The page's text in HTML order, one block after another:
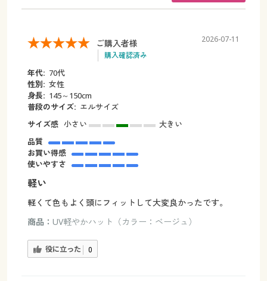
ご購入者様
購入確認済み
2026-07-11
年代: 70代
性別: 女性
身長: 145～150cm
普段のサイズ: エルサイズ
サイズ感 小さい
大きい
品質
お買い得感
使いやすさ
軽い
軽くて色もよく頭にフィットして大変良かったです。
商品： UV軽やかハット（カラー：ベージュ）
役に立った 0